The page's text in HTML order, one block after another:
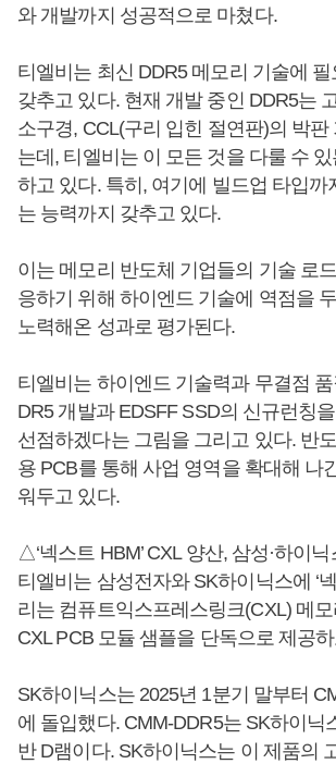
와 개발까지 성공적으로 마쳤다.
티엘비는 최신 DDR5 메모리 기술에
갖추고 있다. 현재 개발 중인 DDR5는
소구경, CCL(구리 입힌 절연판)의 박판
는데, 티엘비는 이 모든 것을 다룰 수
하고 있다. 특히, 여기에 빌드업 타입까
는 능력까지 갖추고 있다.
이는 메모리 반도체 기업들의 기술 로
응하기 위해 하이엔드 기술에 역점을
노력해온 성과로 평가된다.
티엘비는 하이엔드 기술력과 무결점
DR5 개발과 EDSFF SSD의 신규런칭
선점하겠다는 그림을 그리고 있다. 반
용 PCB를 통해 사업 영역을 확대해 나
워두고 있다.
△‘넥스트 HBM’ CXL 양산, 삼성·하이
티엘비는 삼성전자와 SK하이닉스에 ‘
리는 컴퓨트익스프레스링크(CXL) 메
CXL PCB 모듈 샘플을 단독으로 제공
SK하이닉스는 2025년 1분기 말부터
에 돌입했다. CMM-DDR5는 SK하이닉
반 D램이다. SK하이닉스는 이 제품의